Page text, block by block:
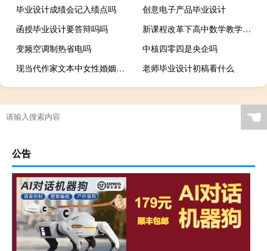
毕业设计成绩会记入绩点吗
创意电子产品毕业设计
函授毕业设计要答辩吗吗
新课程改革下高中数学教学心得,如何提高高中数学课堂教学的有效性
变频空调制热省电吗
中核四零四是央企吗
现当代作家文本中女性婚姻问题探析,哪个当代作家擅长描述婚姻？和他们这一代...
老师毕业设计初稿看什么
☚
公告